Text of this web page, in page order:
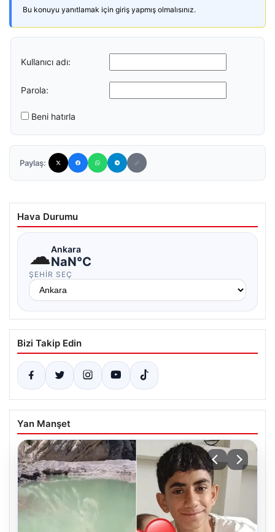
Bu konuyu yanıtlamak için giriş yapmış olmalısınız.
Kullanıcı adı:
Parola:
Beni hatırla
Paylaş:
Hava Durumu
☁Ankara
NaN°C
ŞEHIR SEÇ
Bizi Takip Edin
Yan Manşet